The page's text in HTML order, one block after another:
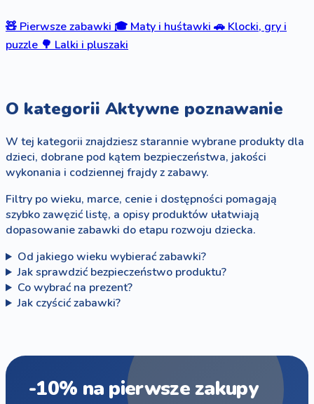
🧸 Pierwsze zabawki 🎓 Maty i huśtawki 🚗 Klocki, gry i
puzzle 🌳 Lalki i pluszaki
O kategorii Aktywne poznawanie
W tej kategorii znajdziesz starannie wybrane produkty dla
dzieci, dobrane pod kątem bezpieczeństwa, jakości
wykonania i codziennej frajdy z zabawy.
Filtry po wieku, marce, cenie i dostępności pomagają
szybko zawęzić listę, a opisy produktów ułatwiają
dopasowanie zabawki do etapu rozwoju dziecka.
Od jakiego wieku wybierać zabawki?
Jak sprawdzić bezpieczeństwo produktu?
Co wybrać na prezent?
Jak czyścić zabawki?
-10% na pierwsze zakupy